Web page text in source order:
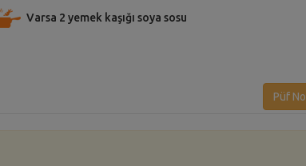
Varsa 2 yemek kaşığı soya sosu
Püf